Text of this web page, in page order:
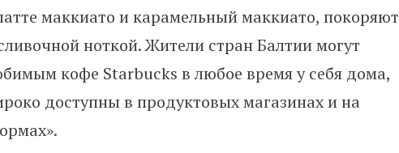
маккиато и карамельный маккиато, покоряют
ноткой. Жители стран Балтии могут
кофе Starbucks в любое время у себя дома,
доступны в продуктовых магазинах и на